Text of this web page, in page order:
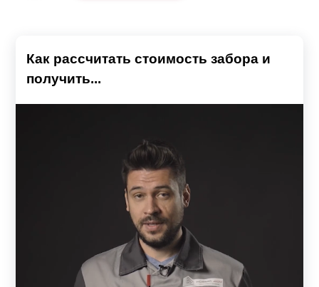
Как рассчитать стоимость забора и
получить...